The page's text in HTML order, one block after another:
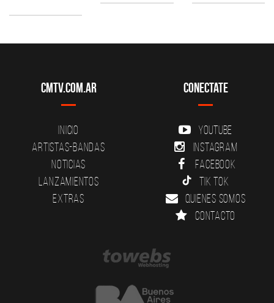
CMTV.com.ar
Inicio
Artistas-Bandas
Noticias
Lanzamientos
Extras
Conectate
YouTube
Instagram
Facebook
Tik Tok
Quienes somos
Contacto